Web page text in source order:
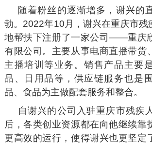
随着粉丝的逐渐增多，谢兴的
勃。2022年10月，谢兴在重庆市残
地帮扶下注册了一家公司——重庆
有限公司。主要从事电商直播带货
主播培训等业务。销售产品主要
品、日用品等，供应链服务也是
品、食品为主做配套服务和整合。
自谢兴的公司入驻重庆市残疾
后，各类创业资源都在向他继续靠
更高效的运行，使得谢兴也更坚定